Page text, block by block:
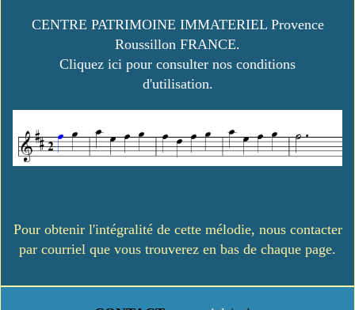
CENTRE PATRIMOINE IMMATERIEL Provence
Roussillon FRANCE.
Cliquez ici pour consulter nos conditions
d'utilisation.
Pour obtenir l'intégralité de cette mélodie, nous contacter
par courriel que vous trouverez en bas de chaque page.